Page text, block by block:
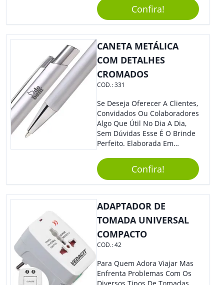
Confira!
CANETA METÁLICA
COM DETALHES
CROMADOS
COD.:331
Se Deseja Oferecer A Clientes,
Convidados Ou Colaboradores
Algo Que Útil No Dia A Dia,
Sem Dúvidas Esse É O Brinde
Perfeito. Elaborada Em
Com Detalhes Em Metal, Essa
Incrível Caneta Esferográfica É
Acionada Na Por Clic Na Parte
Superior.
Confira!
ADAPTADOR DE
TOMADA UNIVERSAL
COMPACTO
COD.:42
Para Quem Adora Viajar Mas
Enfrenta Problemas Com Os